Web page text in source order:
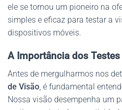
ele se tornou um pioneiro na
simples e eficaz para testar a
dispositivos móveis.
A Importância dos
Antes de mergulharmos nos
de Visão , é fundamental
Nossa visão desempenha um